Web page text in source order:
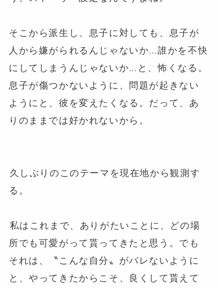
そこから派生し、息子に対しても、息子が
人から嫌がられるんじゃないか…誰かを不快
にしてしまうんじゃないか…と、怖くなる。
息子が傷つかないように、問題が起きない
ようにと、彼を変えたくなる。だって、あ
りのままでは好かれないから。
⁡久しぶりのこのテーマを現在地から観測す
る。
⁡私はこれまで、ありがたいことに、どの場
所でも可愛がって貰ってきたと思う。でも
それは、〝こんな自分〟がバレないように
と、やってきたからこそ、良くして貰えて